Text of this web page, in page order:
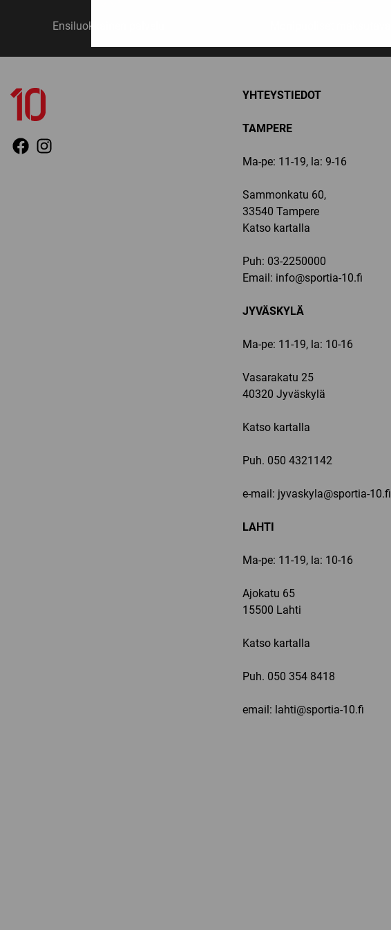
Ensiluokkainen palvelu
YHTEYSTIEDOT
TAMPERE
Ma-pe: 11-19, la: 9-16
Sammonkatu 60,
33540 Tampere
Katso kartalla
Puh: 03-2250000
Email: info@sportia-10.fi
JYVÄSKYLÄ
Ma-pe: 11-19, la: 10-16
Vasarakatu 25
40320 Jyväskylä
Katso kartalla
Puh. 050 4321142
e-mail: jyvaskyla@sportia-10.fi
LAHTI
Ma-pe: 11-19, la: 10-16
Ajokatu 65
15500 Lahti
Katso kartalla
Puh. 050 354 8418
email: lahti@sportia-10.fi